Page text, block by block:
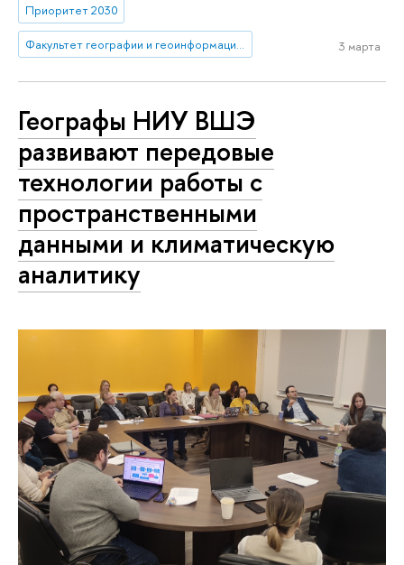
Приоритет 2030
3 марта
Географы НИУ ВШЭ
развивают передовые
технологии работы с
пространственными
данными и климатическую
аналитику